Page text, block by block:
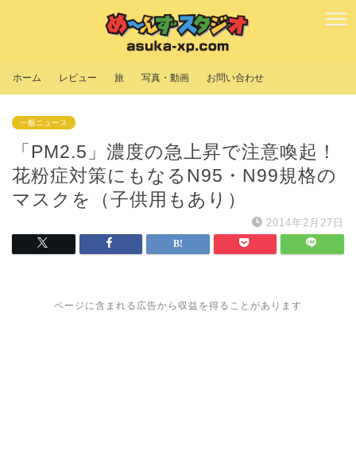
ホーム レビュー 旅 写真・動画 お問い合わせ
一般ニュース
「PM2.5」濃度の急上昇で注意喚起！
花粉症対策にもなるN95・N99規格の
マスクを（子供用もあり）
2014年2月27日
ページに含まれる広告から収益を得ることがあります